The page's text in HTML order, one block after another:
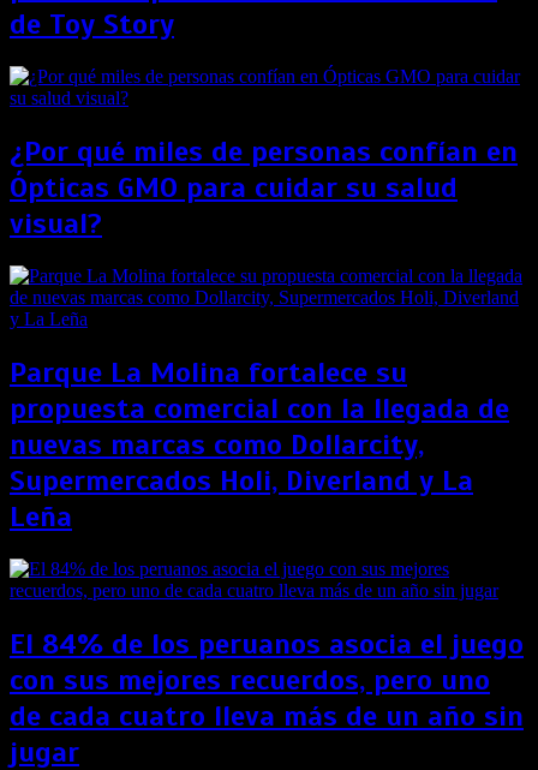
de Toy Story
¿Por qué miles de personas confían en
Ópticas GMO para cuidar su salud
visual?
Parque La Molina fortalece su
propuesta comercial con la llegada de
nuevas marcas como Dollarcity,
Supermercados Holi, Diverland y La
Leña
El 84% de los peruanos asocia el juego
con sus mejores recuerdos, pero uno
de cada cuatro lleva más de un año sin
jugar